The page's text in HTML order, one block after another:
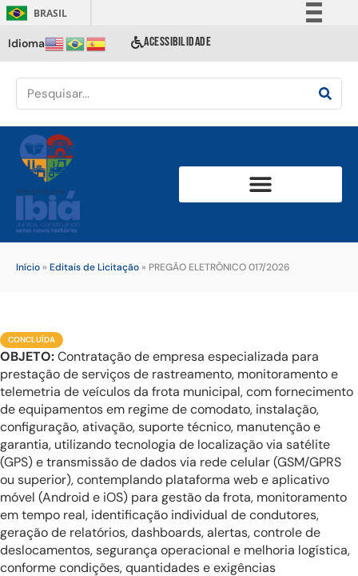
BRASIL
Comunica BR
Acesso à informação
Idioma ACESSIBILIDADE
Início » Editais de Licitação » PREGÃO ELETRÔNICO 017/2026
CONCLUÍDA
OBJETO:Contratação de empresa especializada para
prestação de serviços de rastreamento, monitoramento e
telemetria de veículos da frota municipal, com fornecimento
de equipamentos em regime de comodato, instalação,
configuração, ativação, suporte técnico, manutenção e
garantia, utilizando tecnologia de localização via satélite
(GPS) e transmissão de dados via rede celular (GSM/GPRS
ou superior), contemplando plataforma web e aplicativo
móvel (Android e iOS) para gestão da frota, monitoramento
em tempo real, identificação individual de condutores,
geração de relatórios, dashboards, alertas, controle de
deslocamentos, segurança operacional e melhoria logística,
conforme condições, quantidades e exigências